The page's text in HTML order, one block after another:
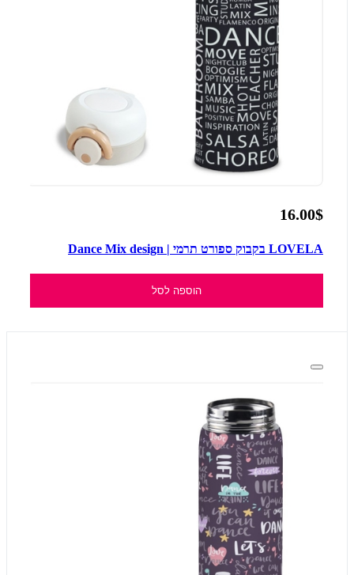
16.00$
LOVELA בקבוק ספורט תרמי | Dance Mix design
הוספה לסל